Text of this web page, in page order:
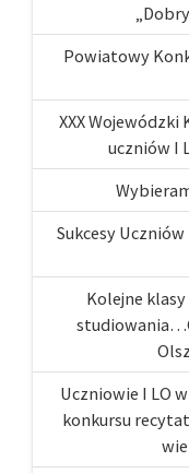
Powiatowy
XXX
uczniów I
Sukcesy
Kolejne
Uczniowie I LO
konkursu